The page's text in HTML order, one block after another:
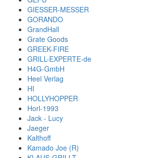
GIESSER-MESSER
GORANDO
GrandHall
Grate Goods
GREEK-FIRE
GRILL-EXPERTE-de
H4G-GmbH
Heel Verlag
HI
HOLLYHOPPER
Horl-1993
Jack - Lucy
Jaeger
Kalthoff
Kamado Joe (R)